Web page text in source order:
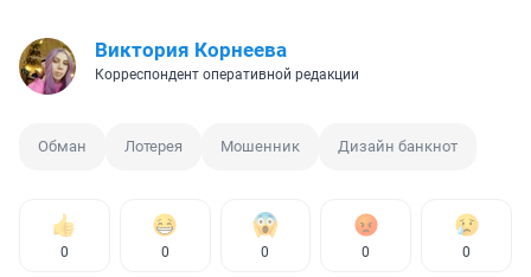
Виктория Корнеева
Корреспондент оперативной редакции
Обман Лотерея Мошенник Дизайн банкнот
0 0 0 0 0